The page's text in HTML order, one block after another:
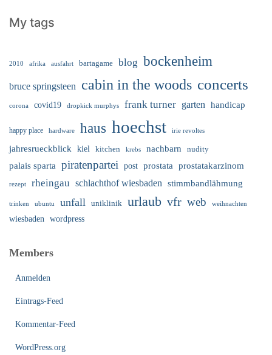
My tags
2010 afrika ausfahrt bartagame blog bockenheim
bruce springsteen cabin in the woods concerts
corona covid19 dropkick murphys frank turner garten handicap
happy place hardware haus hoechst irie revoltes
jahresrueckblick kiel kitchen krebs nachbarn nudity
palais sparta piratenpartei post prostata prostatakarzinom
rezept rheingau schlachthof wiesbaden stimmbandlähmung
trinken ubuntu unfall uniklinik urlaub vfr web weihnachten
wiesbaden wordpress
Members
Anmelden
Eintrags-Feed
Kommentar-Feed
WordPress.org